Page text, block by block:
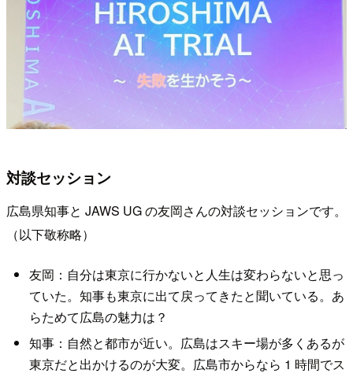
対談セッション
広島県知事と JAWS UG の友岡さんの対談セッションです。
（以下敬称略）
友岡：自分は東京に行かないと人生は変わらないと思っ
ていた。知事も東京に出て戻ってきたと聞いている。あ
らためて広島の魅力は？
知事：自然と都市が近い。広島はスキー場が多くあるが
東京だと出かけるのが大変。広島市からなら 1 時間でス